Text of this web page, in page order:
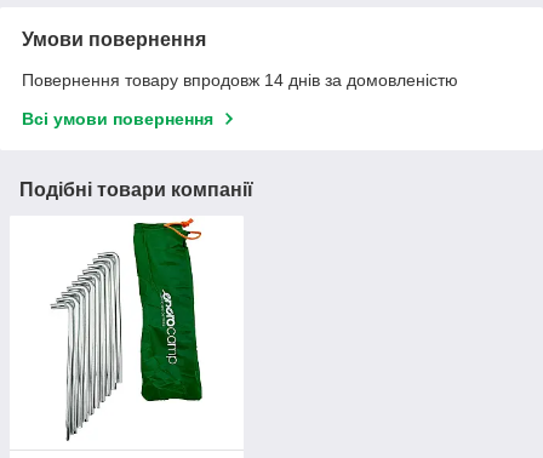
Умови повернення
Повернення товару впродовж 14 днів за домовленістю
Всі умови повернення
Подібні товари компанії